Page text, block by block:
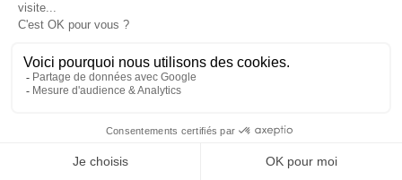
200 billes par personne
Équipement complet fourni (lanceur, masque,
combinaison, gants)
lapin ou au poulet)
1 costume lapin ou poulet offert au futur marié
Mon EVG à Paris